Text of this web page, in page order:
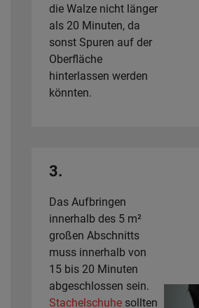
die Walze nicht länger
als 20 Minuten, da
sonst Spuren auf der
Oberfläche
hinterlassen werden
könnten.
3.
Das Aufbringen
innerhalb des 5 m²
großen Abschnitts
muss innerhalb von
15 bis 20 Minuten
abgeschlossen sein.
Stachelschuhe sollten